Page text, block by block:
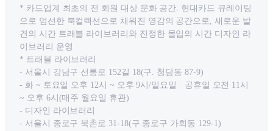
* 카드업계 최초의 전 회원 대상 문화 공간. 현대카드 큐레이팅
으로 엄선한 북컬렉션으로 채워진 영감의 공간으로, 새로운 발
견의 시간 트래블 라이브러리와 진정한 몰입의 시간 디자인 라
이브러리 운영
* 트래블 라이브러리
- 서울시 강남구 선릉로 152길 18(구. 청담동 87-9)
- 화 ~ 토요일 오후 12시 ~ 오후 9시/일요일 · 공휴일 오전 11시
~ 오후 6시(매주 월요일 휴관)
- 디자인 라이브러리
- 서울시 종로구 북촌로 31-18(구.종로구 가회동 129-1)